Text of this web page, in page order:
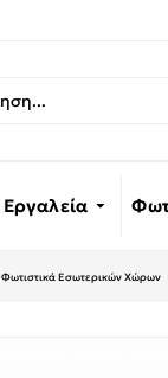
Εργαλεία
Φωτιστικά Εσωτερικών Χώρων